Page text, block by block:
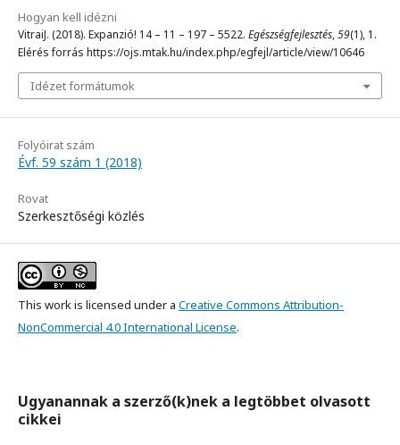
Hogyan kell idézni
VitraiJ. (2018). Expanzió! 14 – 11 – 197 – 5522. Egészségfejlesztés,59(1), 1.
Elérés forrás https://ojs.mtak.hu/index.php/egfejl/article/view/10646
Idézet formátumok
Folyóirat szám
Évf. 59 szám 1 (2018)
Rovat
Szerkesztőségi közlés
This work is licensed under a Creative Commons Attribution-
NonCommercial 4.0 International License.
Ugyanannak a szerző(k)nek a legtöbbet olvasott
cikkei